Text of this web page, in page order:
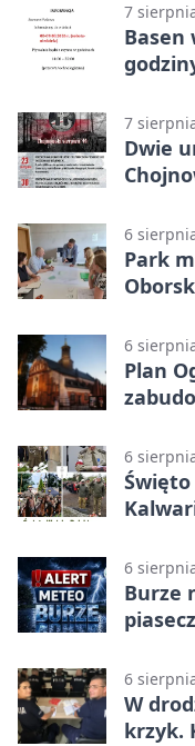
7
Basen
7
Dwie
6
Park
6
Plan
6
Święto
6
Burze
6
W
krzyk.